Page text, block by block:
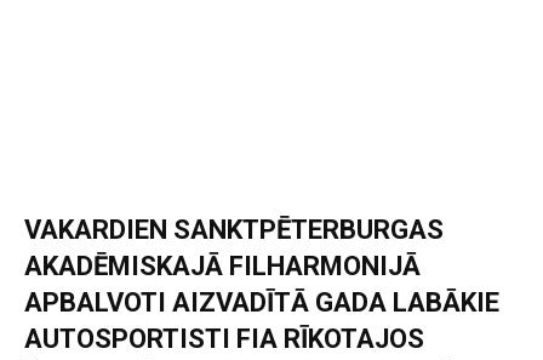
VAKARDIEN SANKTPĒTERBURGAS
AKADĒMISKAJĀ FILHARMONIJĀ
APBALVOTI AIZVADĪTĀ GADA LABĀKIE
AUTOSPORTISTI FIA RĪKOTAJOS